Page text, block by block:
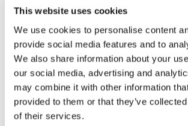
This website uses cookies
We use cookies to personalise content
provide social media features and to
We also share information about your
our social media, advertising and
may combine it with other information
provided to them or that they’ve
of their services.